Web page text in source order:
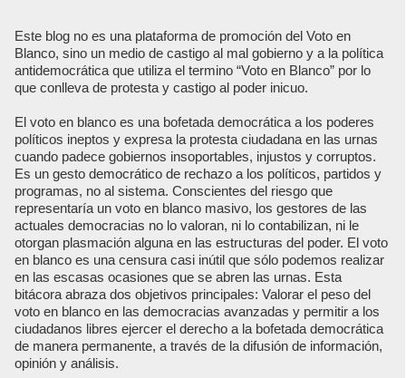
Este blog no es una plataforma de promoción del Voto en
Blanco, sino un medio de castigo al mal gobierno y a la política
antidemocrática que utiliza el termino “Voto en Blanco” por lo
que conlleva de protesta y castigo al poder inicuo.
El voto en blanco es una bofetada democrática a los poderes
políticos ineptos y expresa la protesta ciudadana en las urnas
cuando padece gobiernos insoportables, injustos y corruptos.
Es un gesto democrático de rechazo a los políticos, partidos y
programas, no al sistema. Conscientes del riesgo que
representaría un voto en blanco masivo, los gestores de las
actuales democracias no lo valoran, ni lo contabilizan, ni le
otorgan plasmación alguna en las estructuras del poder. El voto
en blanco es una censura casi inútil que sólo podemos realizar
en las escasas ocasiones que se abren las urnas. Esta
bitácora abraza dos objetivos principales: Valorar el peso del
voto en blanco en las democracias avanzadas y permitir a los
ciudadanos libres ejercer el derecho a la bofetada democrática
de manera permanente, a través de la difusión de información,
opinión y análisis.